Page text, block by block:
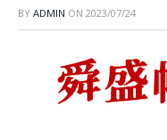
BY ADMIN ON 2023/07/24